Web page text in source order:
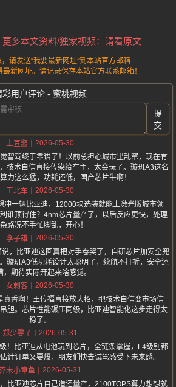
多本文资料/独家视频：请看原文
请发送“我要最新网址”到本站官方邮箱
新网址。请记录保存本站官方联系邮箱！
彩用户评论 - 蜜桃视频
提
交
土豆酱
2026-05-30
智驾终于靠谱了！以前总担心城市里乱窜，现在有
技术自信直接传染给车主，太会玩了。璇玑A3这名
力这么猛，功耗还低，国产芯片牛啊！
王北车
2026-05-30
冲一辆比亚迪，12000块选装就能上激光版城市领
谁顶得住？4nm芯片量产了，以后反应更快，处理
路况不手忙脚乱，开心！
李子雄
2026-05-30
，比亚迪这回真把对手卷哭了，自研芯片加安全兜
璇玑A3低功耗设计太聪明了，续航不打折，安全还
，期待实际开起来啥感觉。
女刺客
2026-05-30
真香啊！王传福直接放大招，把技术自信变市场信
胆。芯片性能碾压同级，比亚迪智能化这步走得太
稳了。
郑少雯子
2026-05-31
！比亚迪从电池玩到芯片，全链条掌握，L4级别都
计订单又要爆，朋友们快去试驾感受下未来感。
末小章鱼
2026-05-31
比亚迪芯片自己造还量产，2100TOPS算力想想就